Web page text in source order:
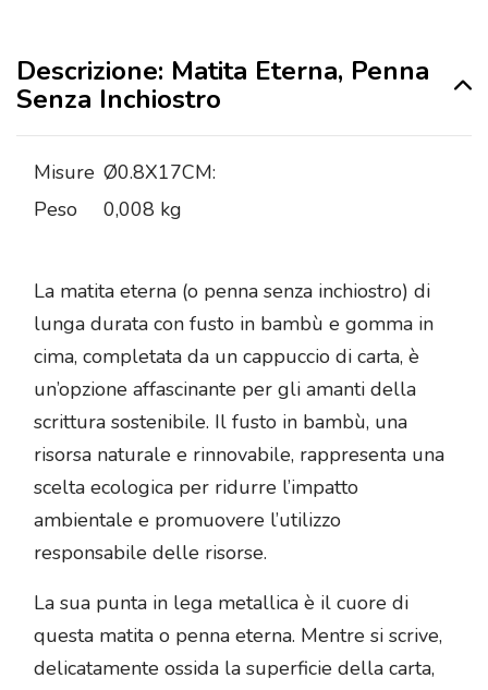
Descrizione: Matita Eterna, Penna
Senza Inchiostro
Misure Ø0.8X17CM:
Peso
0,008 kg
La matita eterna (o penna senza inchiostro) di
lunga durata con fusto in bambù e gomma in
cima, completata da un cappuccio di carta, è
un’opzione affascinante per gli amanti della
scrittura sostenibile. Il fusto in bambù, una
risorsa naturale e rinnovabile, rappresenta una
scelta ecologica per ridurre l’impatto
ambientale e promuovere l’utilizzo
responsabile delle risorse.
La sua punta in lega metallica è il cuore di
questa matita o penna eterna. Mentre si scrive,
delicatamente ossida la superficie della carta,